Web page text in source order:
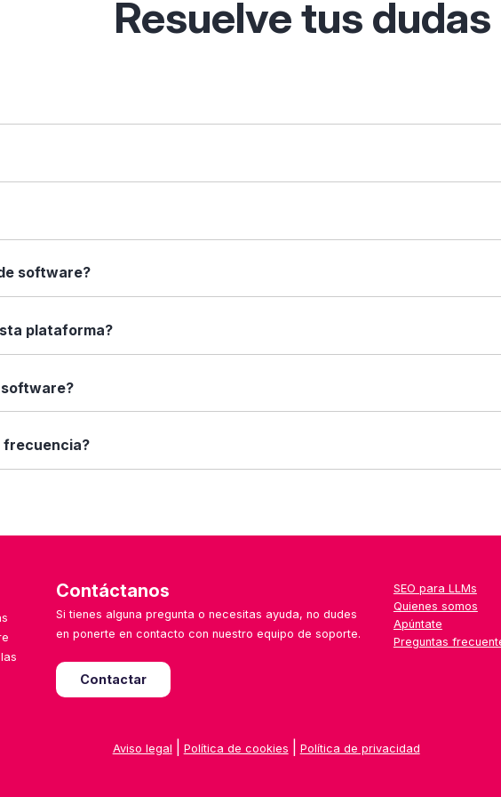
Resuelve tus dudas
que te permite descubrir, comparar y analizar soluciones digitales
y herramientas de filtrado inteligentes.
una función que necesites ("gestión de clientes") o tu sector
clic en "Comparar". Verás una tabla con sus características enfrentadas:
mejor a tu caso.
software?
funciones principales, capturas de pantalla (si están disponibles), tipos
toda la información que necesitas antes de decidir.
plataforma?
de empresas: desde autónomos y pymes hasta grandes corporaciones.
software?
o sugerir uno que no aparece aún en la web, puedes escribirnos desde
frecuencia?
Contáctanos
Si tienes alguna pregunta o necesitas ayuda, no dudes
en ponerte en contacto con nuestro equipo de soporte.
Contactar
SEO para LLMs
Quienes somos
Apúntate
Preguntas
Aviso legal Política de cookies Política de privacidad